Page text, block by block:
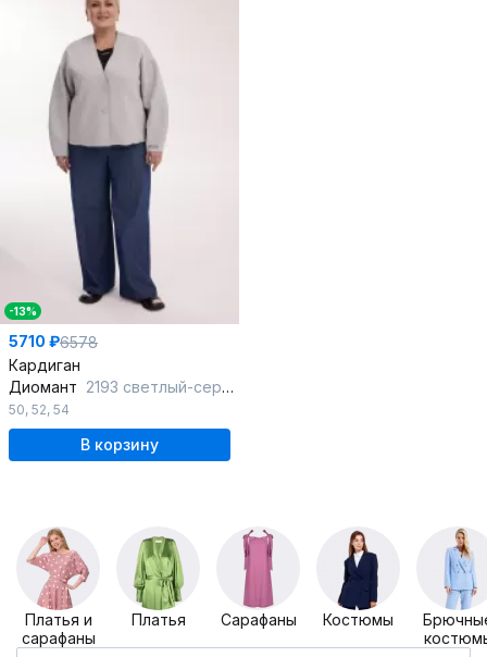
-13%
5710 ₽6578
Кардиган
Диомант 2193 светлый-серый
50, 52, 54
В корзину
Платья и
сарафаны
Платья Сарафаны Костюмы